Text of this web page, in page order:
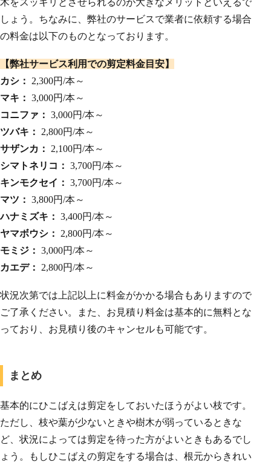
しょう。ちなみに、弊社のサービスで業者に依頼する場合
の料金は以下のものとなっております。
【弊社サービス利用での剪定料金目安】
カシ：
2,300円/本～
マキ： 3,000円/本～
コニファ： 3,000円/本～
ツバキ：
2,800円/本～
サザンカ：
2,100円/本～
シマトネリコ： 3,700円/本～
キンモクセイ： 3,700円/本～
マツ： 3,800円/本～
ハナミズキ： 3,400円/本～
ヤマボウシ：
2,800円/本～
モミジ： 3,000円/本～
カエデ：
2,800円/本～
状況次第では上記以上に料金がかかる場合もありますので
ご了承ください。また、お見積り料金は基本的に無料とな
っており、お見積り後のキャンセルも可能です。
まとめ
基本的にひこばえは剪定をしておいたほうがよい枝です。
ただし、枝や葉が少ないときや樹木が弱っているときな
ど、状況によっては剪定を待った方がよいときもあるでし
ょう。もしひこばえの剪定をする場合は、根元からきれい